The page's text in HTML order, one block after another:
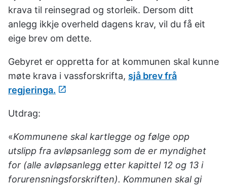
krava til reinsegrad og storleik. Dersom ditt
anlegg ikkje overheld dagens krav, vil du få eit
eige brev om dette.
Gebyret er oppretta for at kommunen skal kunne
møte krava i vassforskrifta, sjå brev frå
regjeringa.
Utdrag:
«Kommunene skal kartlegge og følge opp
utslipp fra avløpsanlegg som de er myndighet
for (alle avløpsanlegg etter kapittel 12 og 13 i
forurensningsforskriften). Kommunen skal gi